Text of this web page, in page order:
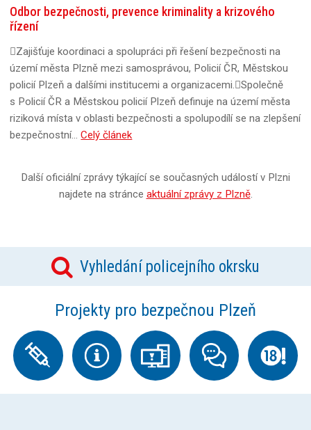
Odbor bezpečnosti, prevence kriminality a krizového
řízení
Zajišťuje koordinaci a spolupráci při řešení bezpečnosti na
území města Plzně mezi samosprávou, Policií ČR, Městskou
policií Plzeň a dalšími institucemi a organizacemi.Společně
s Policií ČR a Městskou policií Plzeň definuje na území města
riziková místa v oblasti bezpečnosti a spolupodílí se na zlepšení
bezpečnostní…Celý článek
Další oficiální zprávy týkající se současných událostí v Plzni
najdete na stránce aktuální zprávy z Plzně.
Vyhledání policejního okrsku
Projekty pro bezpečnou Plzeň